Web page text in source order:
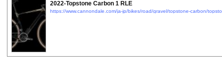
2022-Topstone Carbon 1 RLE